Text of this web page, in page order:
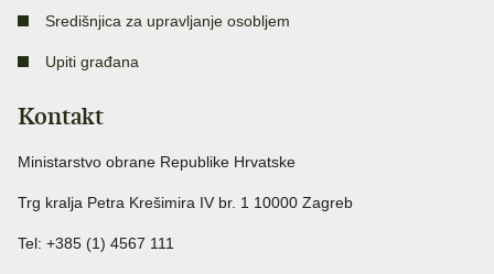
Središnjica za upravljanje osobljem
Upiti građana
Kontakt
Ministarstvo obrane Republike Hrvatske
Trg kralja Petra Krešimira IV br. 1 10000 Zagreb
Tel: +385 (1) 4567 111